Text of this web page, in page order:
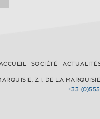
SOCIÉTÉ
Z.I. DE LA
+33